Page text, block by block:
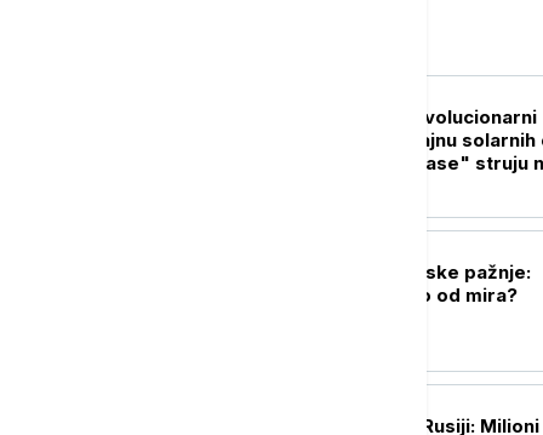
Kosmički ples: Revolucionarni
snimci otkrivaju tajnu solarnih
koje mogu da "ugase" struju
Gaza u senci svetske pažnje:
Koliko smo daleko od mira?
Biblijske scene u Rusiji: Milioni